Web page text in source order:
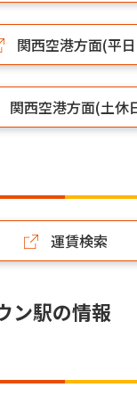
関西空港方面(平
関西空港方面(土休
運賃検索
ン駅の情報